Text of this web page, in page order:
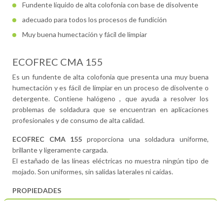
Fundente líquido de alta colofonia con base de disolvente
adecuado para todos los procesos de fundición
Muy buena humectación y fácil de limpiar
ECOFREC CMA 155
Es un fundente de alta colofonia que presenta una muy buena
humectación y es fácil de limpiar en un proceso de disolvente o
detergente. Contiene halógeno , que ayuda a resolver los
problemas de soldadura que se encuentran en aplicaciones
profesionales y de consumo de alta calidad.
ECOFREC CMA 155 proporciona una soldadura uniforme,
brillante y ligeramente cargada.
El estañado de las líneas eléctricas no muestra ningún tipo de
mojado. Son uniformes, sin salidas laterales ni caídas.
PROPIEDADES